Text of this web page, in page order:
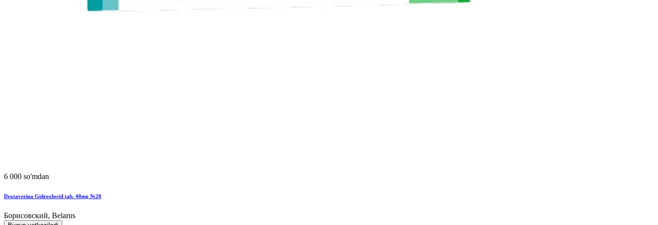
6 000 so'mdan
Drotaverina Gidroxlorid tab. 40mg №20
Борисовский, Belarus